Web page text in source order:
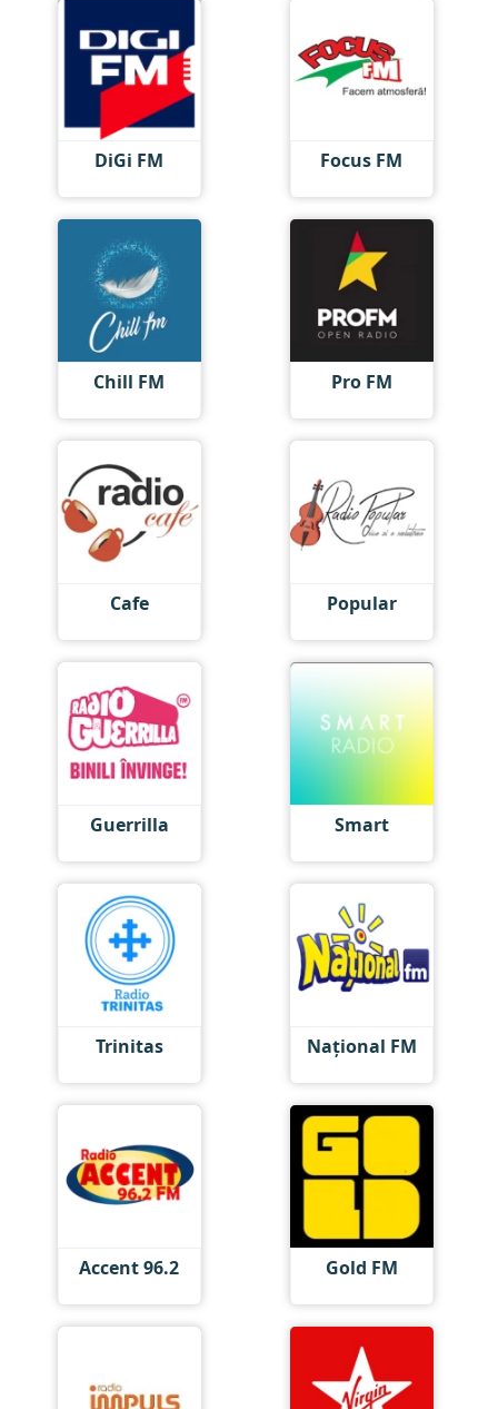
DiGi FM Focus FM
Chill FM Pro FM
Cafe Popular
Guerrilla Smart
Trinitas Național FM
Accent 96.2 Gold FM